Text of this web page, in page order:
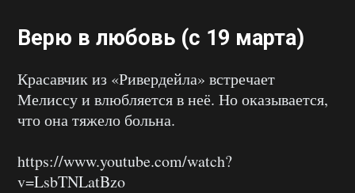
Верю в любовь (с 19 марта)
Красавчик из «Ривердейла» встречает
Мелиссу и влюбляется в неё. Но оказывается,
что она тяжело больна.
https://www.youtube.com/watch?
v=LsbTNLatBzo